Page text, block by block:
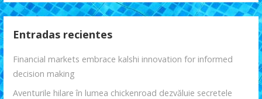
Entradas recientes
Financial markets embrace kalshi innovation for informed
decision making
Aventurile hilare în lumea chickenroad dezvăluie secretele